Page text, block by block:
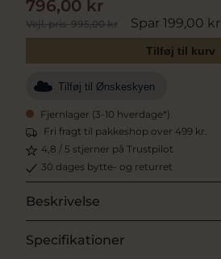
Vejl. pris995,00 kr Spar 199,00 kr
796,00 kr
Tilføj til kurv
Tilføj til Ønskeskyen
Fjernlager (3-10 hverdage*)
Fri fragt til pakkeshop over 499 kr.
4,8 / 5 stjerner på Trustpilot
30 dages bytte- og returret
Beskrivelse
Specifikationer